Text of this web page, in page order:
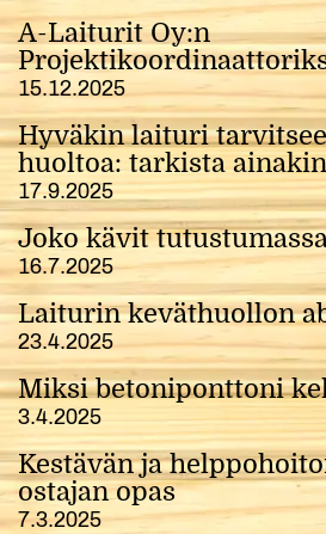
A-Laiturit Oy:n
15.12.2025
Hyväkin laituri
huoltoa: tarkista
17.9.2025
Joko kävit
16.7.2025
Laiturin keväthuollon
23.4.2025
Miksi betoniponttoni
3.4.2025
Kestävän ja
ostajan opas
7.3.2025